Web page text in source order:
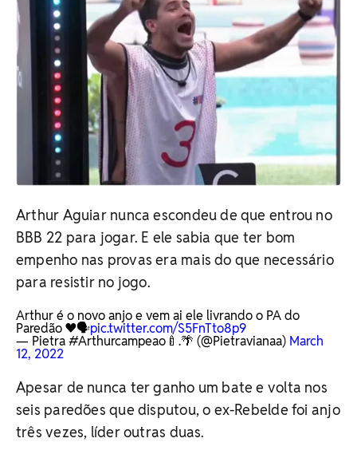
Arthur Aguiar nunca escondeu de que entrou no
BBB 22 para jogar. E ele sabia que ter bom
empenho nas provas era mais do que necessário
para resistir no jogo.
Arthur é o novo anjo e vem ai ele livrando o PA do
Paredão ♥️🗣️pic.twitter.com/S5FnTto8p9
— Pietra #Arthurcampeao🍼.🌴 (@Pietravianaa) March
12, 2022
Apesar de nunca ter ganho um bate e volta nos
seis paredões que disputou, o ex-Rebelde foi anjo
três vezes, líder outras duas.